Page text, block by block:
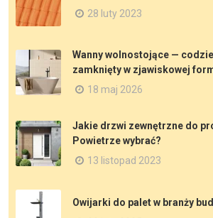
28 luty 2023
Wanny wolnostojące —
zamknięty w zjawiskowej
18 maj 2026
Jakie drzwi zewnętrzne do
Powietrze wybrać?
13 listopad 2023
Owijarki do palet w branży